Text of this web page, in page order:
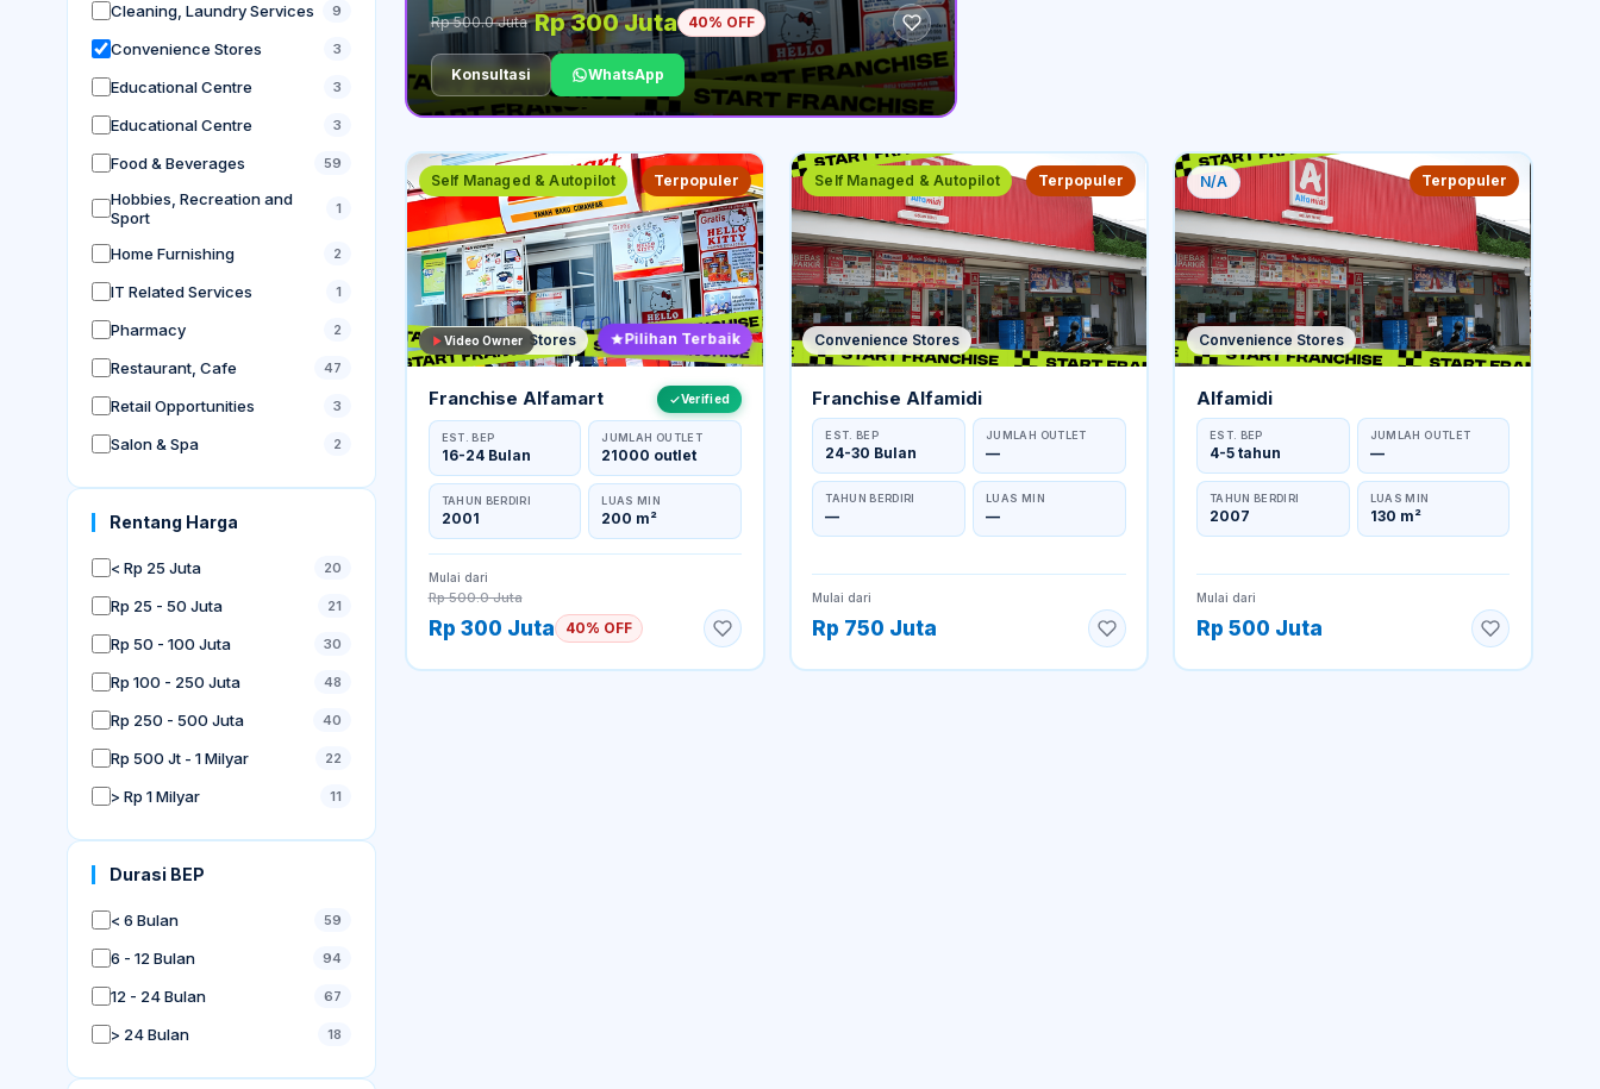
Cleaning, Laundry Services 9
Convenience Stores 3
Educational Centre 3
Educational Centre 3
Food & Beverages 59
Hobbies, Recreation and
Sport
1
Home Furnishing 2
IT Related Services 1
Pharmacy 2
Restaurant, Cafe 47
Retail Opportunities 3
Salon & Spa 2
Rentang Harga
< Rp 25 Juta 20
Rp 25 - 50 Juta 21
Rp 50 - 100 Juta 30
Rp 100 - 250 Juta 48
Rp 250 - 500 Juta 40
Rp 500 Jt - 1 Milyar 22
> Rp 1 Milyar 11
Durasi BEP
< 6 Bulan 59
6 - 12 Bulan 94
12 - 24 Bulan 67
> 24 Bulan 18
Rp 500.0 Juta Rp 300 Juta 40% OFF
Konsultasi WhatsApp
Self Managed & Autopilot Terpopuler
Convenience Stores Pilihan Terbaik
Video Owner
Franchise Alfamart Verified
EST. BEP
16-24 Bulan
JUMLAH OUTLET
21000 outlet
TAHUN BERDIRI
2001
LUAS MIN
200 m²
Mulai dari
Rp 500.0 Juta
Rp 300 Juta 40% OFF
Self Managed & Autopilot Terpopuler
Convenience Stores
Franchise Alfamidi
EST. BEP
24-30 Bulan
JUMLAH OUTLET
—
TAHUN BERDIRI
—
LUAS MIN
—
Mulai dari
Rp 750 Juta
N/A Terpopuler
Convenience Stores
Alfamidi
EST. BEP
4-5 tahun
JUMLAH OUTLET
—
TAHUN BERDIRI
2007
LUAS MIN
130 m²
Mulai dari
Rp 500 Juta